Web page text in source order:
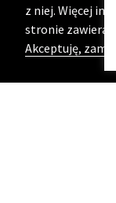
z niej. Więcej
stronie
Akceptuję,